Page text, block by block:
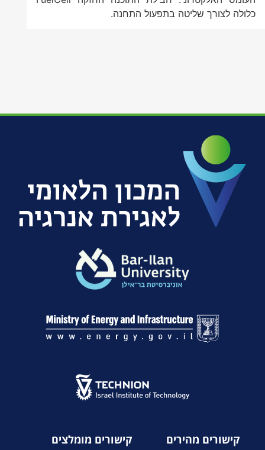
כלולה לצורך שליטה בתפעול התחנה.
קישורים מהירים קישורים מומלצים